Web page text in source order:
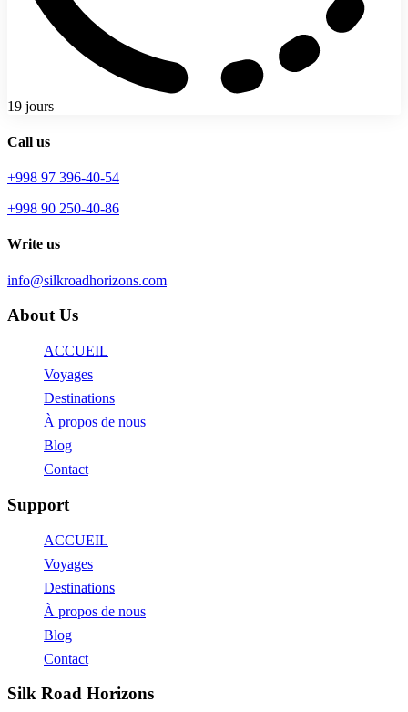
19 jours
Call us
+998 97 396-40-54
+998 90 250-40-86
Write us
info@silkroadhorizons.com
About Us
ACCUEIL
Voyages
Destinations
À propos de nous
Blog
Contact
Support
ACCUEIL
Voyages
Destinations
À propos de nous
Blog
Contact
Silk Road Horizons